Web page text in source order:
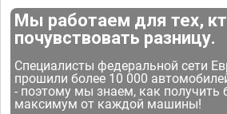
Мы работаем для тех,
почувствовать разницу.
Специалисты федеральной сети
прошили более 10 000
- поэтому мы знаем, как получить
максимум от каждой машины!